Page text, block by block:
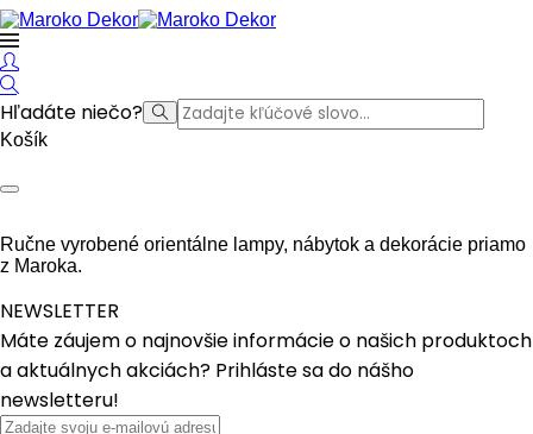
Hľadáte niečo?
Košík
Ručne vyrobené orientálne lampy, nábytok a dekorácie priamo
z Maroka.
NEWSLETTER
Máte záujem o najnovšie informácie o našich produktoch
a aktuálnych akciách? Prihláste sa do nášho
newsletteru!